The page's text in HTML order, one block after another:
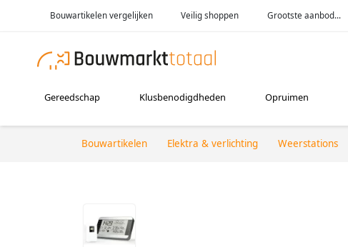
Bouwartikelen vergelijken Veilig shoppen Grootste aanbod...
Gereedschap Klusbenodigdheden Opruimen
Bouwartikelen Elektra & verlichting Weerstations